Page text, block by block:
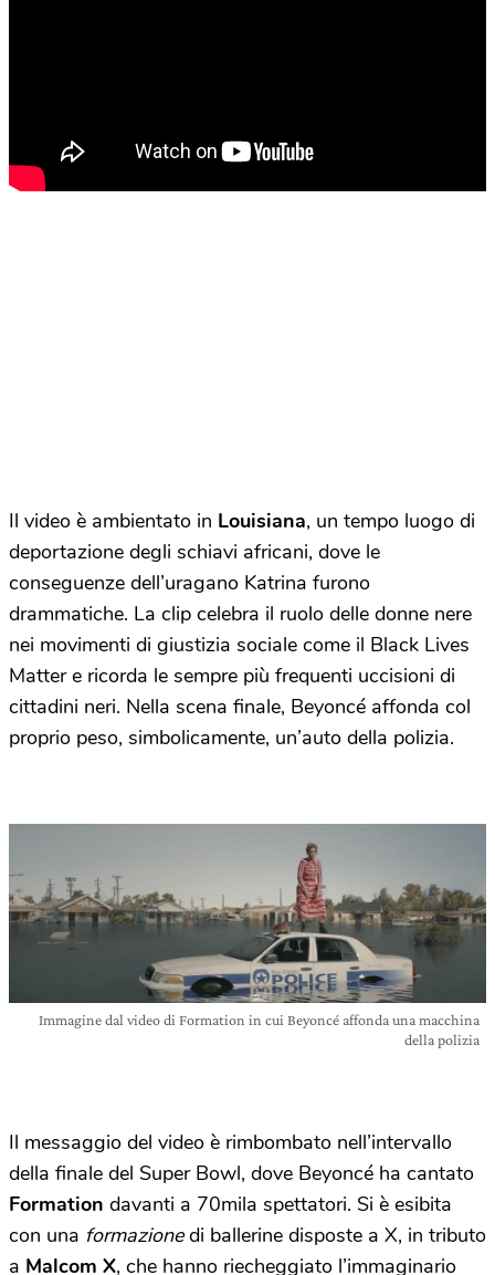
Il video è ambientato in Louisiana, un tempo luogo di
deportazione degli schiavi africani, dove le
conseguenze dell’uragano Katrina furono
drammatiche. La clip celebra il ruolo delle donne nere
nei movimenti di giustizia sociale come il Black Lives
Matter e ricorda le sempre più frequenti uccisioni di
cittadini neri. Nella scena finale, Beyoncé affonda col
proprio peso, simbolicamente, un’auto della polizia.
Immagine dal video di Formation in cui Beyoncé affonda una macchina
della polizia
Il messaggio del video è rimbombato nell’intervallo
della finale del Super Bowl, dove Beyoncé ha cantato
Formation davanti a 70mila spettatori. Si è esibita
con una formazionedi ballerine disposte a X, in tributo
a Malcom X, che hanno riecheggiato l’immaginario